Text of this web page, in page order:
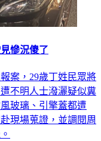
慘況傻了
案，29歲丁姓民眾將
不明人士潑灑疑似糞
玻璃、引擎蓋都遭
現場蒐證，並調閱周